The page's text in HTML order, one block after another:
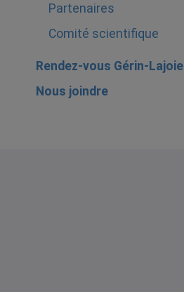
Partenaires
Comité scientifique
Rendez-vous Gérin-Lajoie
Nous joindre